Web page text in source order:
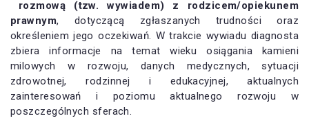
rozmową (tzw. wywiadem) z rodzicem/opiekunem
prawnym, dotyczącą zgłaszanych trudności oraz
określeniem jego oczekiwań. W trakcie wywiadu diagnosta
zbiera informacje na temat wieku osiągania kamieni
milowych w rozwoju, danych medycznych, sytuacji
zdrowotnej, rodzinnej i edukacyjnej, aktualnych
zainteresowań i poziomu aktualnego rozwoju w
poszczególnych sferach.